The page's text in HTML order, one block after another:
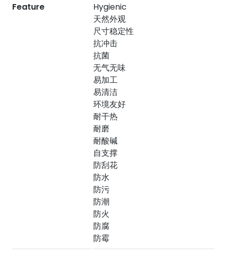
Feature
Hygienic
天然外观
尺寸稳定性
抗冲击
抗菌
无气无味
易加工
易清洁
环境友好
耐干热
耐磨
耐酸碱
自支撑
防刮花
防水
防污
防潮
防火
防腐
防霉